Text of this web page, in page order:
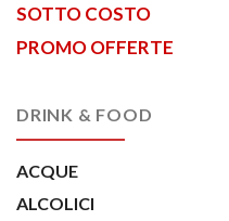
SOTTO COSTO
PROMO OFFERTE
DRINK & FOOD
ACQUE
ALCOLICI